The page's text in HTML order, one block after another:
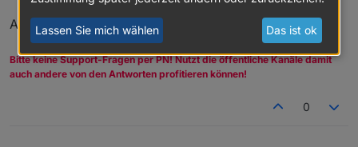
André
Bitte keine Support-Fragen per PN! Nutzt die öffentliche Kanäle damit
auch andere von den Antworten profitieren können!
0
Lassen Sie mich wählen Das ist ok